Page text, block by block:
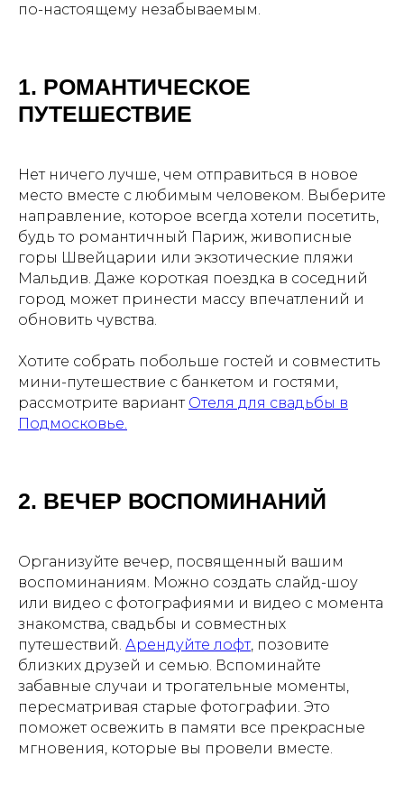
по-настоящему незабываемым.
1. РОМАНТИЧЕСКОЕ
ПУТЕШЕСТВИЕ
Нет ничего лучше, чем отправиться в новое
место вместе с любимым человеком. Выберите
направление, которое всегда хотели посетить,
будь то романтичный Париж, живописные
горы Швейцарии или экзотические пляжи
Мальдив. Даже короткая поездка в соседний
город может принести массу впечатлений и
обновить чувства.
Хотите собрать побольше гостей и совместить
мини-путешествие с банкетом и гостями,
рассмотрите вариант Отеля для свадьбы в
Подмосковье.
2. ВЕЧЕР ВОСПОМИНАНИЙ
Организуйте вечер, посвященный вашим
воспоминаниям. Можно создать слайд-шоу
или видео с фотографиями и видео с момента
знакомства, свадьбы и совместных
путешествий. Арендуйте лофт, позовите
близких друзей и семью. Вспоминайте
забавные случаи и трогательные моменты,
пересматривая старые фотографии. Это
поможет освежить в памяти все прекрасные
мгновения, которые вы провели вместе.